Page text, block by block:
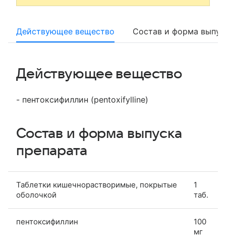
Действующее вещество Состав и форма
Действующее вещество
- пентоксифиллин (pentoxifylline)
Состав и форма выпуска
препарата
Таблетки кишечнорастворимые, покрытые
оболочкой
1
таб.
пентоксифиллин
100
мг